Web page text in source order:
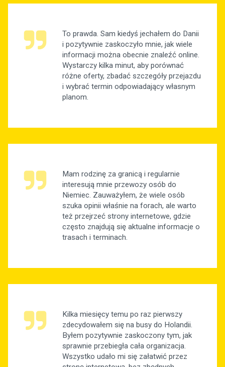
To prawda. Sam kiedyś jechałem do Danii
i pozytywnie zaskoczyło mnie, jak wiele
informacji można obecnie znaleźć online.
Wystarczy kilka minut, aby porównać
różne oferty, zbadać szczegóły przejazdu
i wybrać termin odpowiadający własnym
planom.
Mam rodzinę za granicą i regularnie
interesują mnie przewozy osób do
Niemiec. Zauważyłem, że wiele osób
szuka opinii właśnie na forach, ale warto
też przejrzeć strony internetowe, gdzie
często znajdują się aktualne informacje o
trasach i terminach.
Kilka miesięcy temu po raz pierwszy
zdecydowałem się na busy do Holandii.
Byłem pozytywnie zaskoczony tym, jak
sprawnie przebiegła cała organizacja.
Wszystko udało mi się załatwić przez